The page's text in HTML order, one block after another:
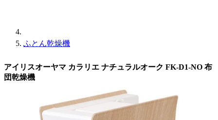
ふとん乾燥機
アイリスオーヤマ カラリエ ナチュラルオーク FK-D1-NO 布
団乾燥機